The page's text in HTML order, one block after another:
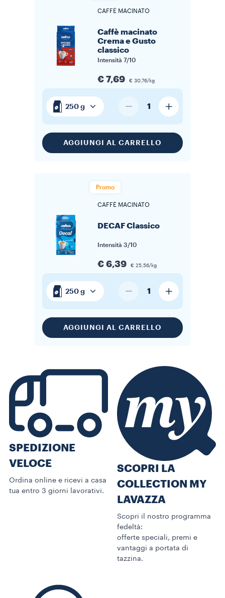
CAFFÈ MACINATO
Caffè macinato
Crema e Gusto
classico
Intensità 7/10
€ 7,69 € 30,76/kg
250 g 1
AGGIUNGI AL CARRELLO
Promo
CAFFÈ MACINATO
DECAF Classico
Intensità 3/10
€ 6,39 € 25,56/kg
250 g 1
AGGIUNGI AL CARRELLO
SPEDIZIONE
VELOCE
Ordina online e ricevi a casa
tua entro 3 giorni lavorativi.
SCOPRI LA
COLLECTION MY
LAVAZZA
Scopri il nostro programma
fedeltà:
offerte speciali, premi e
vantaggi a portata di
tazzina.